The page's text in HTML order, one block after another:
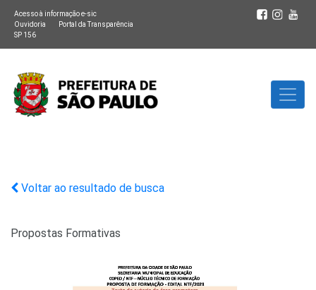
Acesso à informação e-sic
Ouvidoria
Portal da Transparência
SP 156
Voltar ao resultado de busca
Propostas Formativas